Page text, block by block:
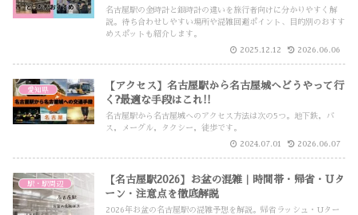
名古屋駅の金時計と銀時計の違いを旅行者向けに分かりやすく解
説。待ち合わせしやすい場所や混雑回避ポイント、目的別のおすす
めスポットも紹介します。
2025.12.12 2026.06.06
愛知県
【アクセス】名古屋駅から名古屋城へどうやって行
く?最適な手段はこれ!!
名古屋駅から名古屋城へのアクセス方法は次の5つ。地下鉄，バ
ス，メーグル，タクシー，徒歩です。
2024.07.01 2026.06.07
駅・駅周辺
【名古屋駅2026】お盆の混雑｜時間帯・帰省・Uタ
ーン・注意点を徹底解説
2026年お盆の名古屋駅の混雑予想を解説。帰省ラッシュ・Uター